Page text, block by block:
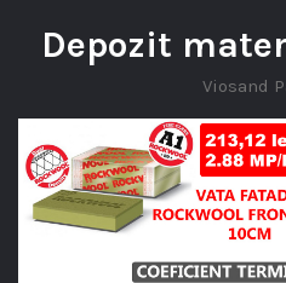
Depozit
Viosand